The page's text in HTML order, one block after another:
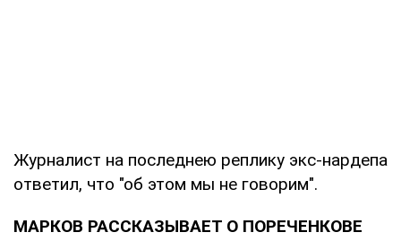
Журналист на последнею реплику экс-нардепа
ответил, что "об этом мы не говорим".
МАРКОВ РАССКАЗЫВАЕТ О ПОРЕЧЕНКОВЕ